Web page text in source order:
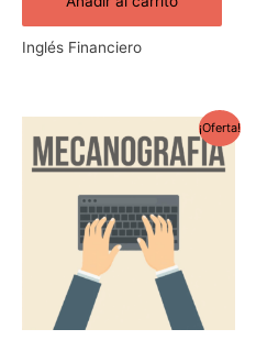
Inglés Financiero
¡Oferta!
precio
original
era:
220,00€.
precio
actual
es:
150,00€.